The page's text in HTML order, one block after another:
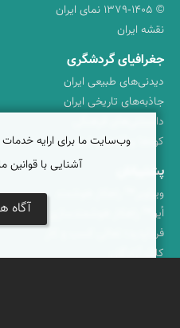
© ۱۳۷۹-۱۴۰۵ نمای ایران
نقشه ایران
جغرافیای گردشگری
دیدنی‌های طبیعی ایران
جاذبه‌های تاریخی ایران
دانستنی‌های فرهنگی
کوه‌ها و قله‌های ایران
پشتیبانان
ویراویر™ راهکار هوشمند
اُیو™ راهکار هوشمندسازی
فرداپدید؛ تعالی کسب و کار
کلک آزادگان
وب‌سایت ما برای ارایه
آشنایی با قوانین
آگاه